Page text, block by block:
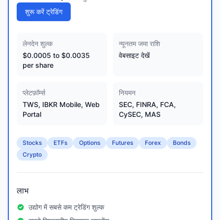
शुरू करें ट्रेडिंग
लेनदेन शुल्क
$0.0005 to $0.0035
per share
न्यूनतम जमा राशि
वेबसाइट देखें
प्लेटफ़ॉर्म्स
TWS, IBKR Mobile, Web
Portal
नियमन
SEC, FINRA, FCA,
CySEC, MAS
Stocks ETFs Options Futures Forex
Bonds
Crypto
लाभ
उद्योग में सबसे कम ट्रेडिंग शुल्क